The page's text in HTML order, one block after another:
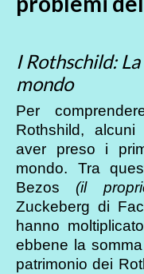
I Rothschild:
mondo
Per
Rothshild,
aver preso i
mondo. Tra
Bezos (il
Zuckeberg di
hanno
ebbene la
patrimonio dei